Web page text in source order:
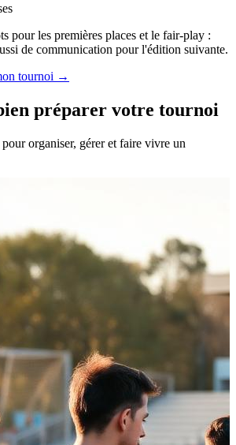
pour les premières places et le fair-play :
de communication pour l'édition suivante.
tournoi →
préparer votre tournoi
organiser, gérer et faire vivre un